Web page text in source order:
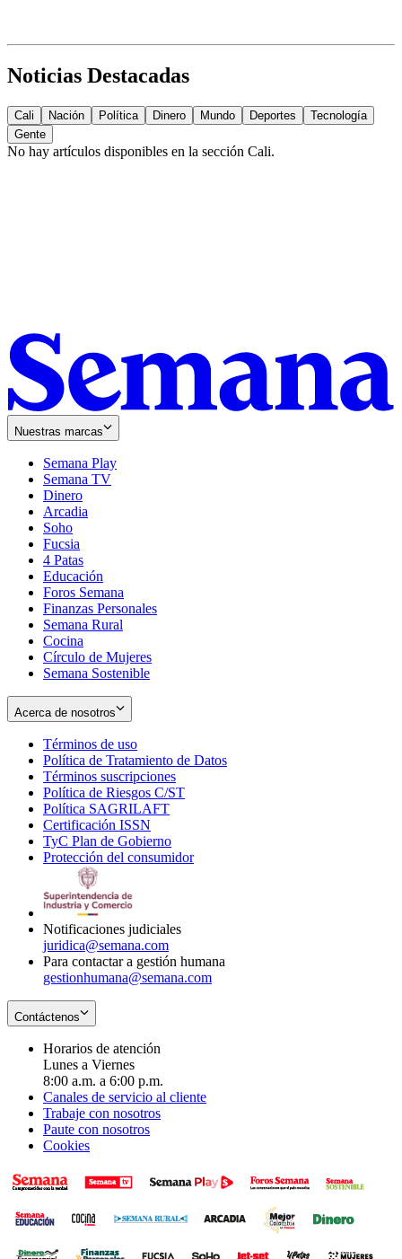
Noticias Destacadas
Cali Nación Política Dinero Mundo Deportes
Tecnología
Gente
No hay artículos disponibles en la sección Cali.
Nuestras marcas
Semana Play
Semana TV
Dinero
Arcadia
Soho
in
new
window
Fucsia
in
new
window
4 Patas
Educación
Foros Semana
Finanzas Personales
Semana Rural
Cocina
Círculo de Mujeres
Semana Sostenible
Acerca de nosotros
Términos de uso
in
new
window
Política de Tratamiento de Datos
Términos suscripciones
in
Política de Riesgos C/ST
Política SAGRILAFT
new
window
Certificación ISSN
in
new
TyC Plan de Gobierno
in
Protección del consumidorOpens
Notificaciones judiciales
juridica@semana.com
Para contactar a gestión humana
gestionhumana@semana.com
Contáctenos
Horarios de atención
Lunes a Viernes
8:00 a.m. a 6:00 p.m.
Canales de servicio al cliente
Trabaje con nosotros
Paute con nosotros
Cookies